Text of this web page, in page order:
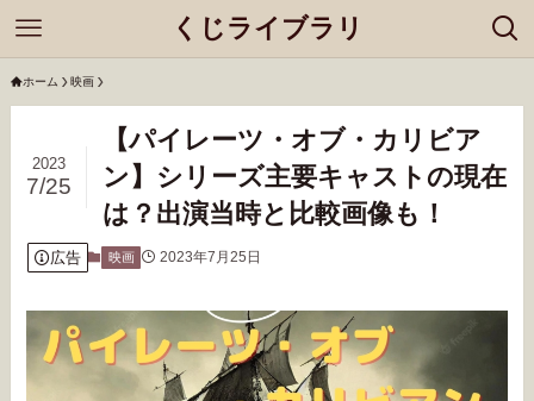
くじライブラリ
ホーム 映画
【パイレーツ・オブ・カリビア
ン】シリーズ主要キャストの現在
は？出演当時と比較画像も！
2023
7/25
広告 映画 2023年7月25日